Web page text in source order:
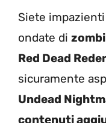
Siete
ondate di zombi
Red Dead
sicuramente
Undead
contenuti